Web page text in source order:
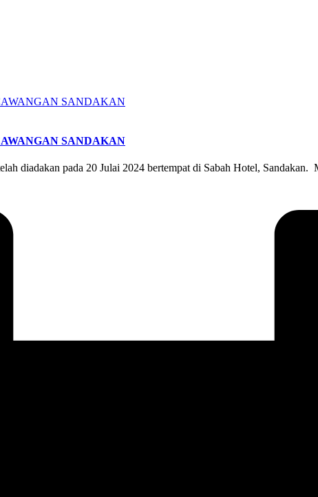
SANDAKAN
diadakan pada 20 Julai 2024 bertempat di Sabah Hotel,